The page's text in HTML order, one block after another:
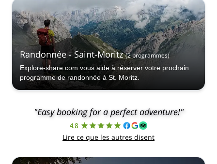
Randonnée - Saint-Moritz (2programmes)
Explore-share.com vous aide à réserver votre prochain
programme de randonnée à St. Moritz.
"Easy booking for a perfect adventure!"
4.8
Lire ce que les autres disent